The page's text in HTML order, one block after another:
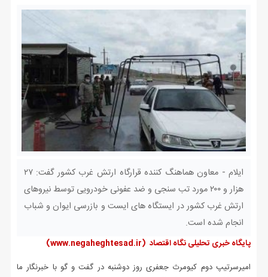
ایلام - معاون هماهنگ کننده قرارگاه ارتش غرب کشور گفت: ۲۷
هزار و ۲۰۰ مورد تب سنجی و ضد عفونی خودرویی توسط نیروهای
ارتش غرب کشور در ایستگاه های ایست و بازرسی ایوان و شباب
انجام شده است.
پایگاه خبری تحلیلی نگاه اقتصاد (www.negaheghtesad.ir)
امیرسرتیپ دوم کیومرث جعفری روز دوشنبه در گفت و گو با خبرنگار ما